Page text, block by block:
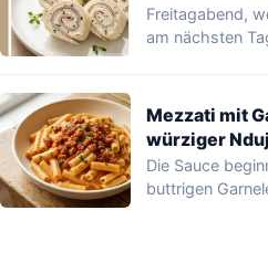
Freitagabend,
am nächsten
Mezzati mit
würziger
Die Sauce
buttrigen